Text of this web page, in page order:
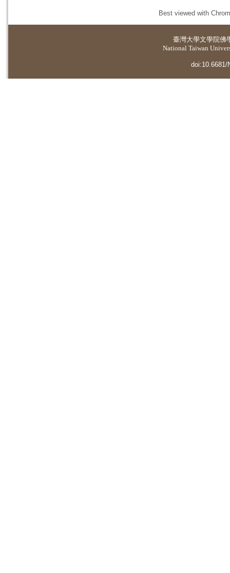
Best viewed with
臺灣大學文學院佛
National Taiwan
doi:10.6681/